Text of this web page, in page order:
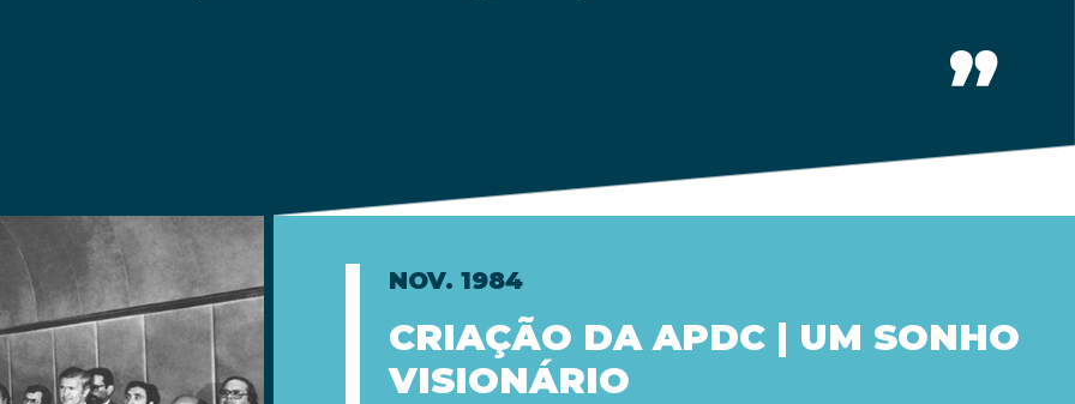
NOV. 1984
CRIAÇÃO DA APDC | UM SONHO
VISIONÁRIO